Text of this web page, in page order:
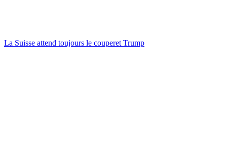
La Suisse attend toujours le couperet Trump